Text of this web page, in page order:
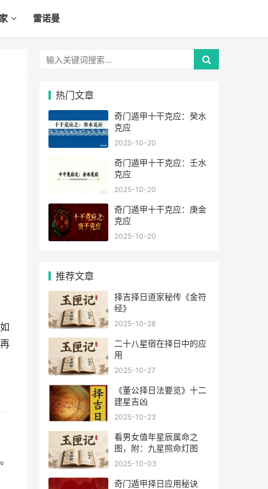
雷诺曼
热门文章
奇门遁甲十干克应：癸水
克应
2025-10-20
奇门遁甲十干克应：壬水
克应
2025-10-20
奇门遁甲十干克应：庚金
克应
2025-10-20
推荐文章
择吉择日道家秘传《金符
经》
2025-10-28
二十八星宿在择日中的应
用
2025-10-27
《董公择日法要览》十二
建星吉凶
2025-10-23
看男女值年星辰属命之
图，附：九星照命灯图
2025-10-03
奇门遁甲择日应用秘诀